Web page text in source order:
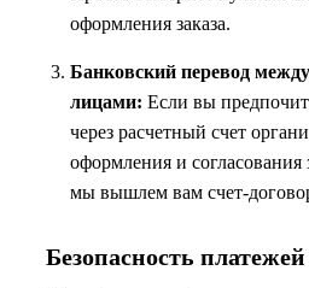
оформления заказа.
Банковский перевод
лицами: Если вы
через расчетный счет
оформления и согласования
мы вышлем вам счет-
Безопасность платежей